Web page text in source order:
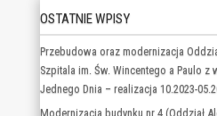
OSTATNIE WPISY